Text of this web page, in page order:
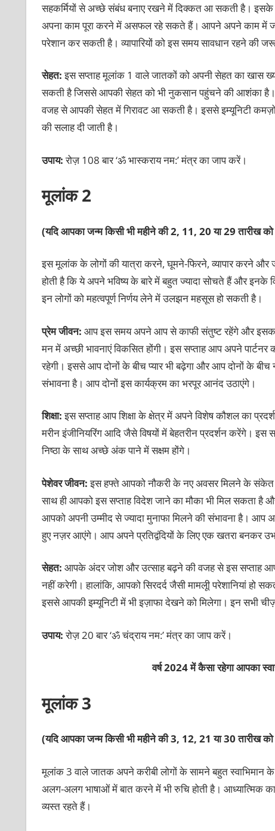
सहकर्मियों से अच्छे संबंध बनाए रखने में दिक्कत आ सकती है।
अपना काम पूरा करने में असफल रहे सकते हैं। आपने अपने काम में
परेशान कर सकती है। व्‍यापारियों को इस समय सावधान रहने की
सेहत:इस सप्ताह मूलांक 1 वाले जातकों को अपनी सेहत का खास
सकती है जिससे आपकी सेहत को भी नुकसान पहुंचने की आशंका
वजह से आपकी सेहत में गिरावट आ सकती है। इससे इम्‍यूनिटी
की सलाह दी जाती है।
उपाय:रोज़ 108 बार ‘ॐ भास्‍कराय नम:’ मंत्र का जाप करें।
मूलांक 2
(यदि आपका जन्‍म किसी भी महीने की 2, 11, 20 या 29 तारीख
इस मूलांक के लोगों की यात्रा करने, घूमने-‍फिरने, व्‍यापार करने और
होती है कि ये अपने भविष्‍य के बारे में बहुत ज्‍यादा सोचते हैं और
इन लोगों को महत्‍वपूर्ण निर्णय लेने में उलझन महसूस हो सकती है।
प्रेम जीवन: आप इस समय अपने आप से काफी संतुष्‍ट रहेंगे और
मन में अच्‍छी भावनाएं विकसित होंगी। इस सप्‍ताह आप अपने
रहेगी। इससे आप दोनों के बीच प्‍यार भी बढ़ेगा और आप दोनों के
संभावना है। आप दोनों इस कार्यक्रम का भरपूर आनंद उठाएंगे।
शिक्षा:इस सप्‍ताह आप शिक्षा के क्षेत्र में अपने विशेष कौशल का
मरीन इंजीनियरिंग आदि जैसे विषयों में बेहतरीन प्रदर्शन करेंगे।
निष्‍ठा के साथ अच्‍छे अंक पाने में सक्षम होंगे।
पेशेवर जीवन:इस हफ्ते आपको नौकरी के नए अवसर मिलने के
साथ ही आपको इस सप्‍ताह विदेश जाने का मौका भी मिल सकता
आपको अपनी उम्‍मीद से ज्‍यादा मुनाफा मिलने की संभावना है। आप
हुए नज़र आएंगे। आप अपने प्रतिद्वंदियों के लिए एक खतरा बनकर
सेहत: आपके अंदर जोश और उत्‍साह बढ़ने की वजह से इस सप्‍ताह
नहीं करेगी। हालांकि, आपको सिरदर्द जैसी मामलूी परेशानियां
इससे आपकी इम्‍यूनिटी में भी इज़ाफा देखने को मिलेगा। इन सभी
उपाय:रोज़ 20 बार ‘ॐ चंद्राय नम:’ मंत्र का जाप करें।
वर्ष 2024 में कैसा रहेगा आपका
मूलांक 3
(यदि आपका जन्‍म किसी भी महीने की 3, 12, 21 या 30 तारीख
मूलांक 3 वाले जातक अपने करीबी लोगों के सामने बहुत
अलग-अलग भाषाओं में बात करने में भी रुचि होती है। आध्‍यात्मिक
व्‍यस्‍त रहते हैं।